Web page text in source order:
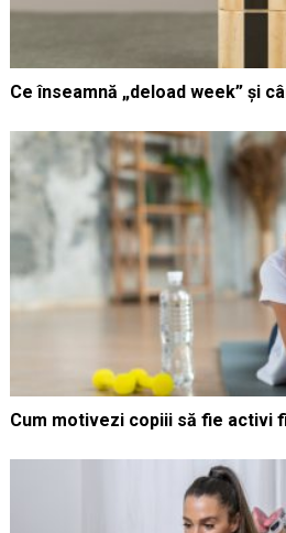
Ce înseamnă „deload week” și
Cum motivezi copiii să fie activi